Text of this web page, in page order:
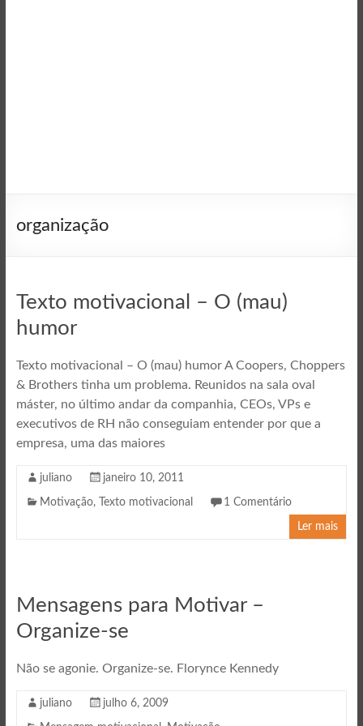
organização
Texto motivacional – O (mau)
humor
Texto motivacional – O (mau) humor A Coopers, Choppers
& Brothers tinha um problema. Reunidos na sala oval
máster, no último andar da companhia, CEOs, VPs e
executivos de RH não conseguiam entender por que a
empresa, uma das maiores
juliano janeiro 10, 2011
Motivação, Texto motivacional 1 Comentário
Ler mais
Mensagens para Motivar –
Organize-se
Não se agonie. Organize-se. Florynce Kennedy
juliano julho 6, 2009